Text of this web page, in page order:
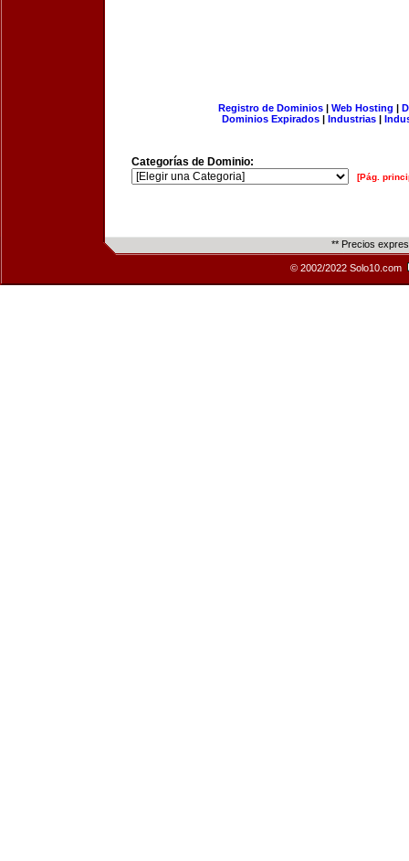
Registro de Dominios| Web Hosting |
Dominios Expirados | Industrias |
Categorías de Dominio:
[Pág.
** Precios
© 2002/2022 Solo10.com